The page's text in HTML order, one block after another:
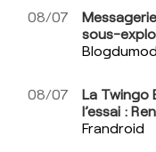
08/07
sous-
08/07
La Twingo
l’essai :
Frandroid